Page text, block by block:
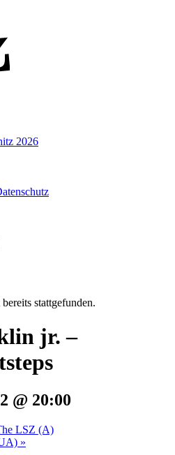
2026
stattgefunden.
jr. –
@ 20:00
LSZ (A)
»